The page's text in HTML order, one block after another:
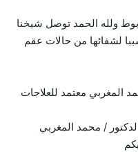
ولله الحمد توصل شيخنا
لشفائها من حالات عقم
المغربي معتمد للعلاجات
/ محمد المغربي